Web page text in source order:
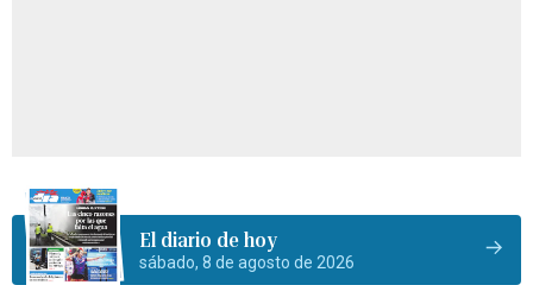
El diario de hoy
sábado, 8 de agosto de 2026